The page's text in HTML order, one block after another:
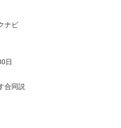
ナビ
日
合同説